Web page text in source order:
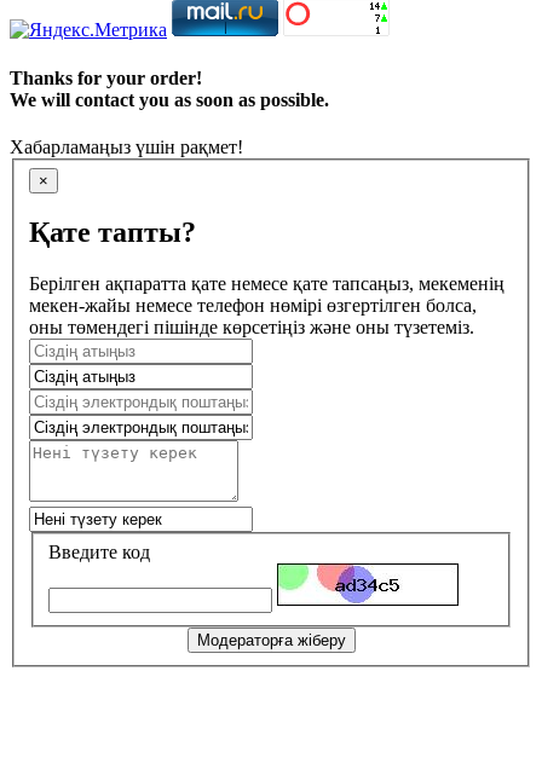
Thanks for your order!
We will contact you as soon as possible.
Хабарламаңыз үшін рақмет!
×
Қате тапты?
Берілген ақпаратта қате немесе қате тапсаңыз, мекеменің
мекен-жайы немесе телефон нөмірі өзгертілген болса,
оны төмендегі пішінде көрсетіңіз және оны түзетеміз.
Введите код
Модераторға жіберу